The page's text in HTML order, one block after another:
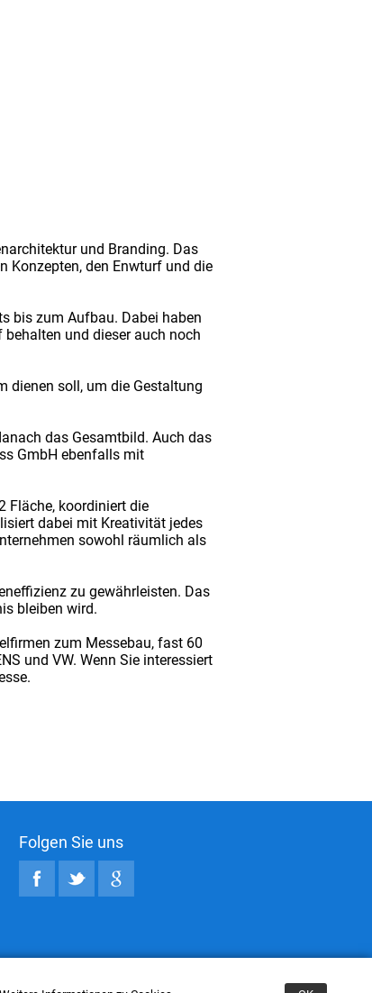
und Branding. Das
Konzepten, den Enwturf und die
bis zum Aufbau. Dabei haben
und dieser auch noch
dienen soll, um die Gestaltung
das Gesamtbild. Auch das
GmbH ebenfalls mit
Fläche, koordiniert die
dabei mit Kreativität jedes
sowohl räumlich als
zu gewährleisten. Das
bleiben wird.
zum Messebau, fast 60
und VW. Wenn Sie interessiert
Folgen Sie uns